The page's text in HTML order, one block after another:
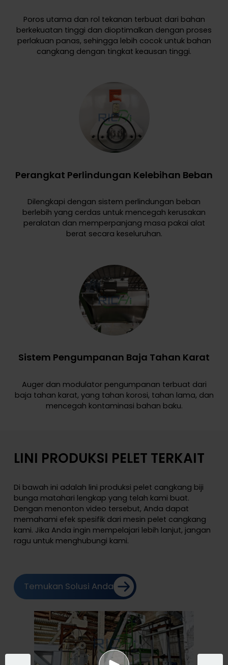
Poros utama dan rol tekanan terbuat dari bahan
berkekuatan tinggi dan dioptimalkan dengan proses
perlakuan panas, sehingga lebih cocok untuk bahan
cangkang dengan tingkat keausan tinggi.
Perangkat Perlindungan Kelebihan Beban
Dilengkapi dengan sistem perlindungan beban
berlebih yang cerdas untuk mencegah kerusakan
peralatan dan memperpanjang masa pakai alat
berat secara keseluruhan.
Sistem Pengumpanan Baja Tahan Karat
Auger dan modulator pengumpanan terbuat dari
baja tahan karat, yang tahan korosi, tahan lama, dan
mencegah kontaminasi bahan baku.
LINI PRODUKSI PELET TERKAIT
Di bawah ini adalah lini produksi pelet cangkang biji
bunga matahari lengkap yang telah kami buat.
Dengan menonton video tersebut, Anda dapat
memahami efek spesifik dari mesin pelet cangkang
kami. Jika Anda ingin mempelajari lebih lanjut, jangan
ragu untuk menghubungi kami.
Temukan Solusi Anda